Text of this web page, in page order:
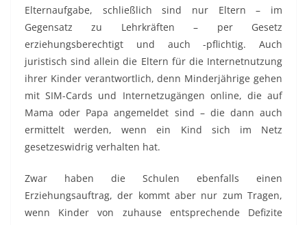
Elternaufgabe, schließlich sind nur Eltern – im
Gegensatz zu Lehrkräften – per Gesetz
erziehungsberechtigt und auch -pflichtig. Auch
juristisch sind allein die Eltern für die Internetnutzung
ihrer Kinder verantwortlich, denn Minderjährige gehen
mit SIM-Cards und Internetzugängen online, die auf
Mama oder Papa angemeldet sind – die dann auch
ermittelt werden, wenn ein Kind sich im Netz
gesetzeswidrig verhalten hat.
Zwar haben die Schulen ebenfalls einen
Erziehungsauftrag, der kommt aber nur zum Tragen,
wenn Kinder von zuhause entsprechende Defizite